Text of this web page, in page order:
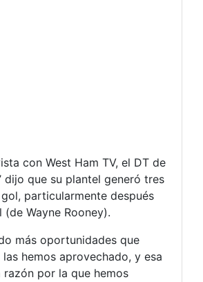
con West Ham TV, el DT de
dijo que su plantel generó tres
particularmente después
Wayne Rooney).
más oportunidades que
hemos aprovechado, y esa
razón por la que hemos